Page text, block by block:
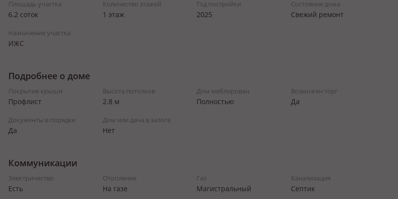
Площадь участка
6.2 соток
Количество этажей
1 этаж
Год постройки
2025
Состояние дома
Свежий ремонт
Назначение участка
ИЖС
Подробнее о доме
Покрытие крыши
Профлист
Высота потолков
2.8 м
Дом меблирован
Полностью
Возможен торг
Да
Документы в порядке
Да
Дом или дача в залоге
Нет
Коммуникации
Электричество
Есть
Отопление
На газе
Газ
Магистральный
Канализация
Септик